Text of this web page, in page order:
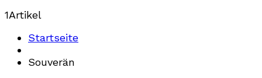
1Artikel
Startseite
Souverän